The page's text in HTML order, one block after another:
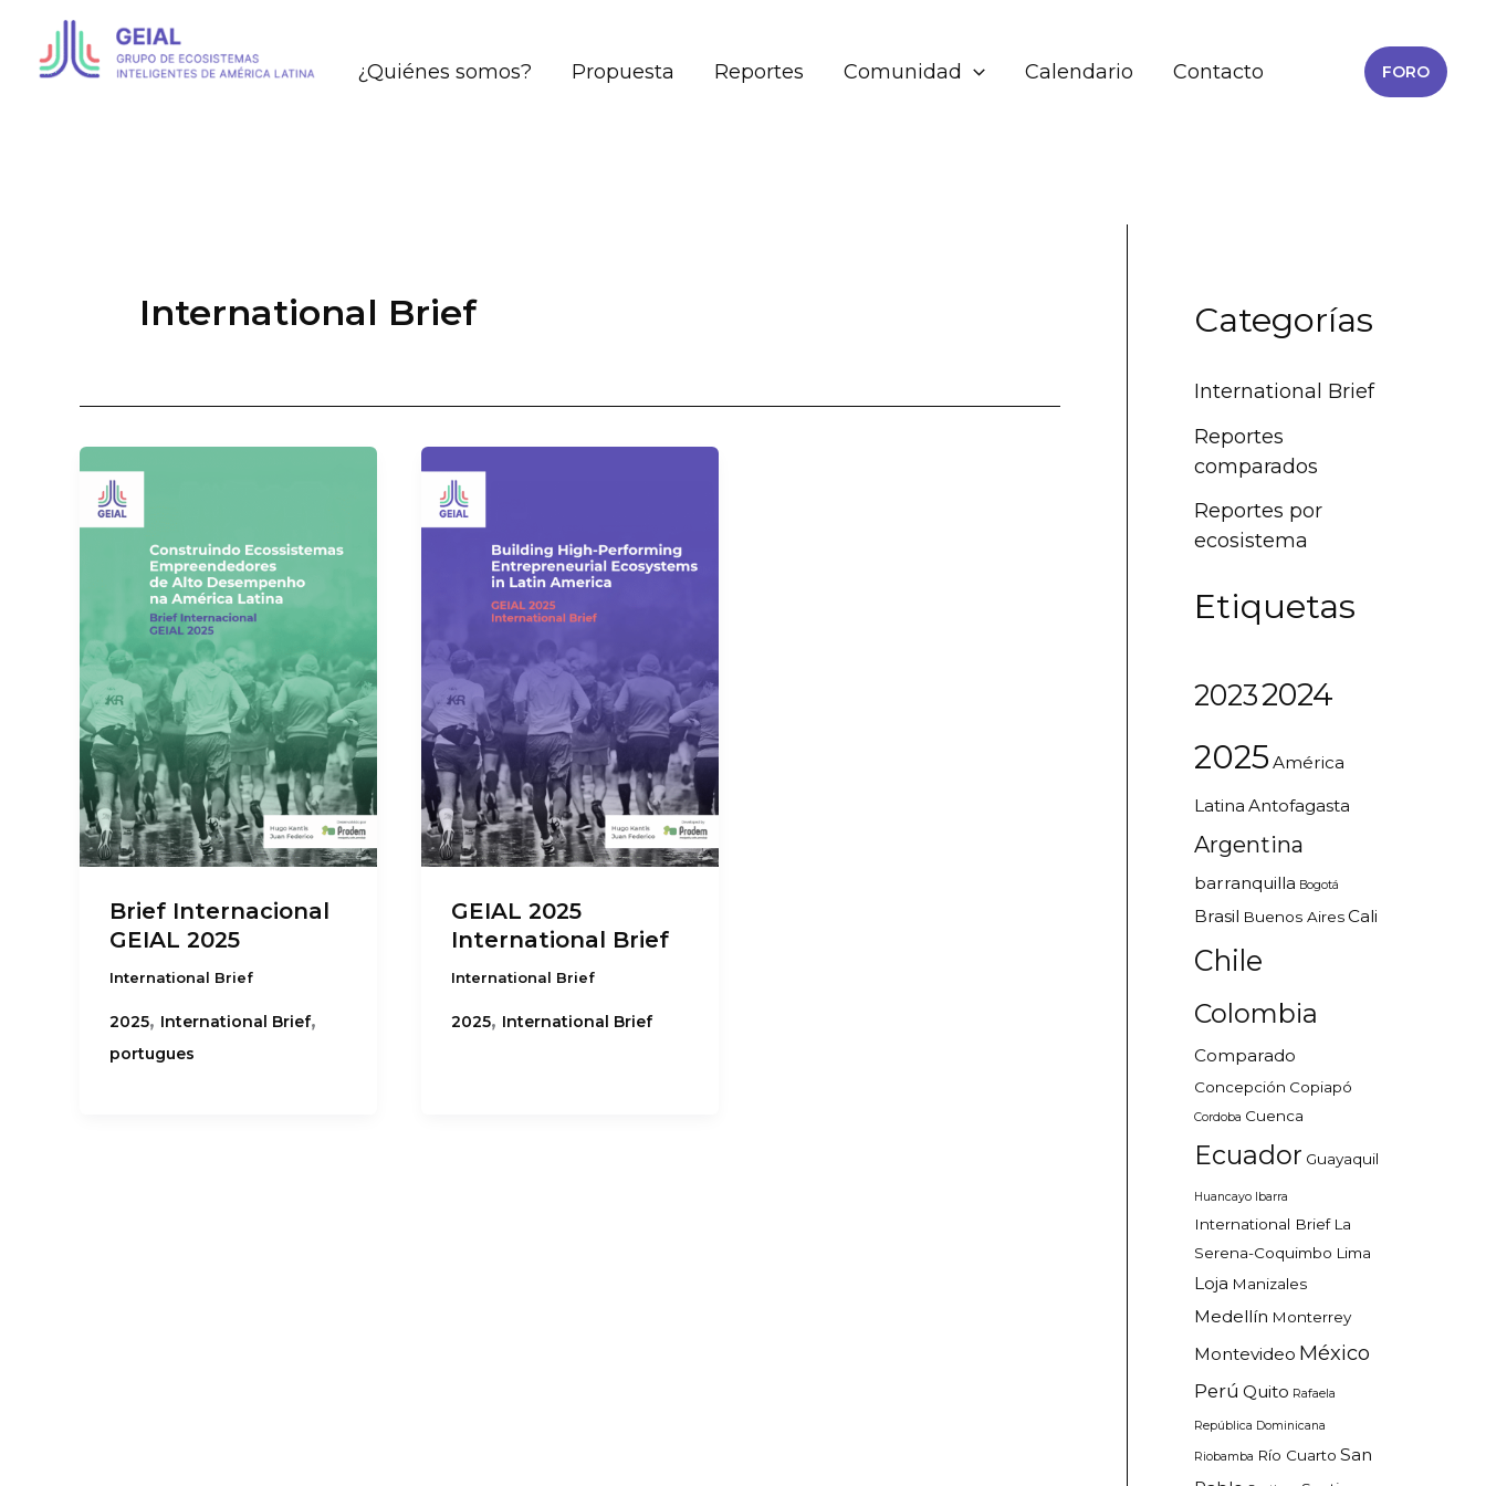
contenido
¿Quiénes somos? Propuesta Reportes Comunidad Calendario Contacto FORO
International Brief
Brief Internacional
GEIAL 2025
International Brief
2025, International Brief,
portugues
GEIAL 2025
International Brief
International Brief
2025, International Brief
Categorías
International Brief
Reportes
comparados
Reportes por
ecosistema
Etiquetas
20232024
2025 América
Latina Antofagasta
Argentina
barranquilla Bogotá
Brasil Buenos AiresCali
Chile
Colombia
Comparado
Concepción Copiapó
Cordoba Cuenca
Ecuador Guayaquil
Huancayo Ibarra
International Brief La
Serena-Coquimbo Lima
Loja Manizales
Medellín Monterrey
Montevideo México
Perú Quito Rafaela
República Dominicana
Riobamba Río Cuarto San